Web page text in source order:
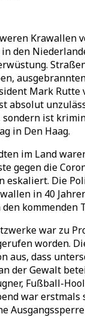
Krawallen
den
Mark Rutte
absolut
ist
in Den Haag.
im Land
gegen die
eskaliert. Die
in 40
kommenden
war zu
worden.
aus, dass
der Gewalt
Fußball-
war